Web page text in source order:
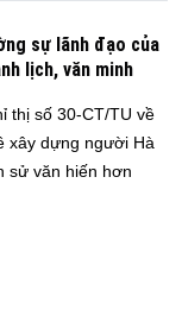
sự lãnh đạo của
lịch, văn minh
thị số 30-CT/TU về
xây dựng người Hà
sử văn hiến hơn